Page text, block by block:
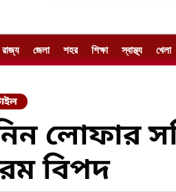
রাজ্য জেলা শহর শিক্ষা স্বাস্থ্য খেলা
লোফার
বিপদ